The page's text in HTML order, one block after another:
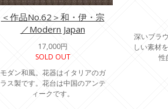
＜作品No.62＞和・伊・宗
／Modern Japan
17,000円
SOLD OUT
モダン和風。花器はイタリアのガ
ラス製です。花台は中国のアンテ
ィークです。
深いブラ
しい素材
性